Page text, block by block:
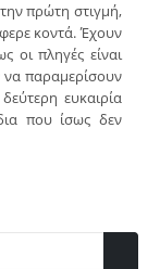
πρώτη στιγμή,
κοντά. Έχουν
οι πληγές είναι
να παραμερίσουν
ευκαιρία
που ίσως δεν